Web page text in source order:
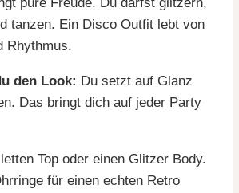
tanzen. Ein Disco Outfit lebt von
Rhythmus.
den Look: Du setzt auf Glanz
Das bringt dich auf jeder Party
Top oder einen Glitzer Body.
für einen echten Retro